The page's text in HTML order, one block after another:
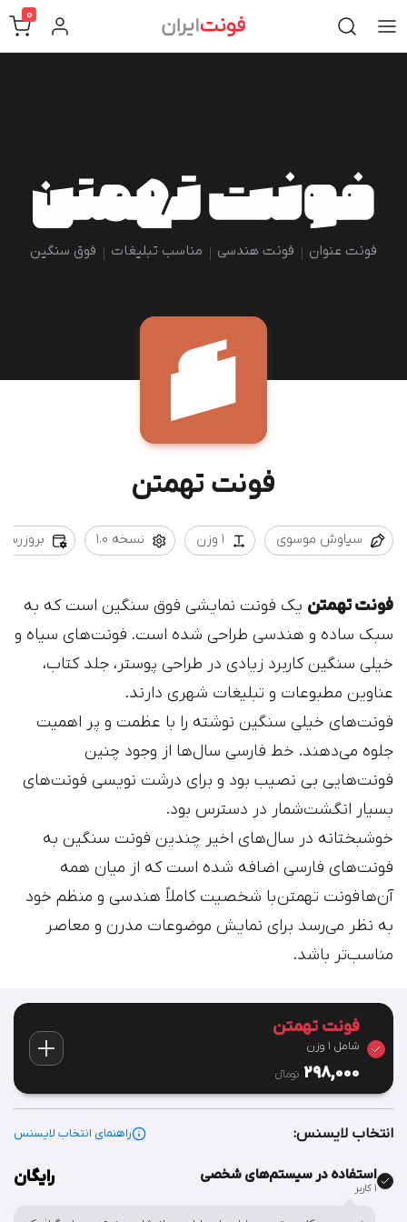
0
فونت عنوان فونت هندسی مناسب تبلیغات فوق سنگین
فونت تهمتن
سیاوش موسوی 1 وزن نسخه 1.0 بروزرسانی
فونت تهمتن یک فونت نمایشی فوق سنگین است که به
سبک ساده و هندسی طراحی شده است. فونت‌های سیاه و
خیلی سنگین کاربرد زیادی در طراحی‌ پوستر، جلد کتاب،
عناوین مطبوعات و تبلیغات شهری دارند.
فونت‌های خیلی سنگین نوشته‌ را با عظمت و پر اهمیت
جلوه می‌دهند. خط فارسی سال‌ها از وجود چنین
فونت‌هایی بی نصیب بود و برای درشت نویسی فونت‌های
بسیار انگشت‌شمار در دسترس بود.
خوشبختانه در سال‌های اخیر چندین فونت سنگین به
فونت‌های فارسی اضافه شده است که از میان همه
آن‌ها فونت تهمتنبا شخصیت کاملاً هندسی و منظم خود
به نظر می‌رسد برای نمایش موضوعات مدرن و معاصر
مناسب‌‌تر باشد.
فونت تهمتن
شامل 1 وزن
298,000 تومان‫ء‬
انتخاب لایسنس: راهنمای انتخاب لایسنس
استفاده در سیستم‌های شخصی
۱ کاربر
رایگان